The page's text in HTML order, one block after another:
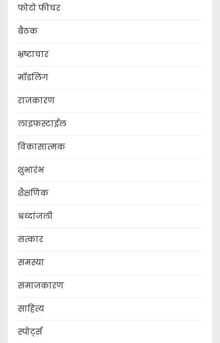
फोटो फीचर
बैठक
भ्रष्टाचार
मॉडलिंग
राजकारण
लाइफस्टाईल
विकासात्मक
शुभारंभ
शैक्षणिक
श्रध्दांजली
सत्कार
समस्या
समाजकारण
साहित्य
स्पोर्ट्स